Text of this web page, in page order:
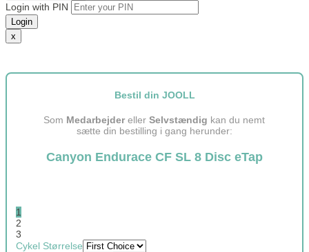
Login with PIN
Login
x
Bestil din JOOLL
Som Medarbejder ellerSelvstændig kan du nemt
sætte din bestilling i gang herunder:
Canyon Endurace CF SL 8 Disc eTap
1
2
3
Cykel Størrelse